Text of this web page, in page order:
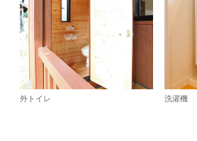
外トイレ 洗濯機